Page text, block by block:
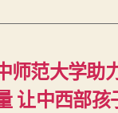
师范大学助
让中西部